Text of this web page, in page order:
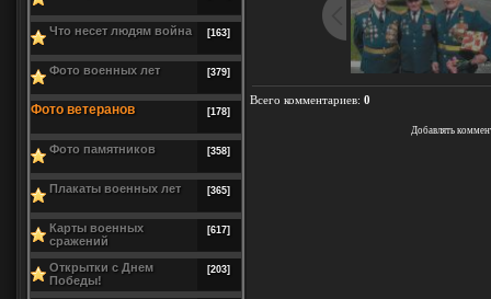
Что несет людям война [163]
Фото военных лет [379]
Фото ветеранов [178]
Фото памятников [358]
Плакаты военных лет [365]
Карты военных
сражений
[617]
Открытки с Днем
Победы!
[203]
Всего комментариев: 0
Добавлять